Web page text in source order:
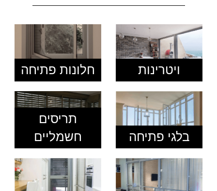
חלונות פתיחה ויטרינות
תריסים
חשמליים
בלגי פתיחה